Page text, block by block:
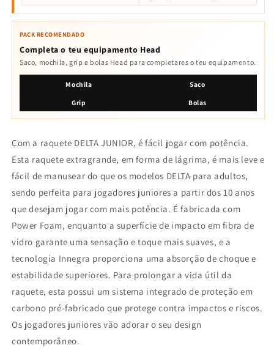
PACK RECOMENDADO
Completa o teu equipamento Head
Saco, mochila, grip e bolas Head para completares o teu equipamento.
Mochila
Saco
Grip
Bolas
Com a raquete DELTA JUNIOR, é fácil jogar com potência.
Esta raquete extragrande, em forma de lágrima, é mais leve e
fácil de manusear do que os modelos DELTA para adultos,
sendo perfeita para jogadores juniores a partir dos 10 anos
que desejam jogar com mais potência. É fabricada com
Power Foam, enquanto a superfície de impacto em fibra de
vidro garante uma sensação e toque mais suaves, e a
tecnologia Innegra proporciona uma absorção de choque e
estabilidade superiores. Para prolongar a vida útil da
raquete, esta possui um sistema integrado de proteção em
carbono pré-fabricado que protege contra impactos e riscos.
Os jogadores juniores vão adorar o seu design
contemporâneo.